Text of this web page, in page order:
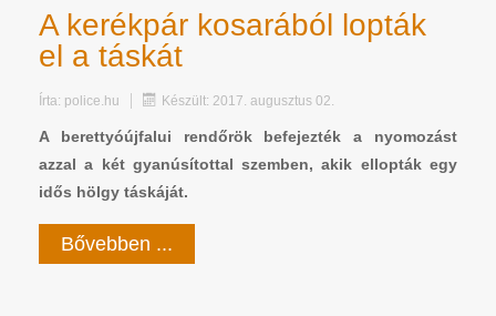
A kerékpár kosarából lopták
el a táskát
Írta: police.hu Készült: 2017. augusztus 02.
A berettyóújfalui rendőrök befejezték a nyomozást
azzal a két gyanúsítottal szemben, akik ellopták egy
idős hölgy táskáját.
Bővebben ...